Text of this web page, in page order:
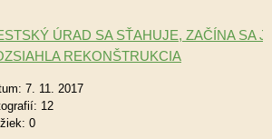
ÚRAD SA SŤAHUJE, ZAČÍNA SA
REKONŠTRUKCIA
7. 11. 2017
12
0